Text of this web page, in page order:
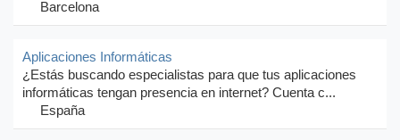
Barcelona
Aplicaciones Informáticas
¿Estás buscando especialistas para que tus aplicaciones
informáticas tengan presencia en internet? Cuenta c...
España